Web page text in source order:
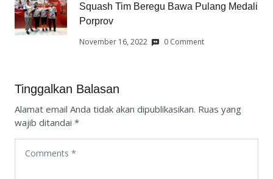
Squash Tim Beregu Bawa Pulang Medali
Porprov
November 16, 2022 0 Comment
Tinggalkan Balasan
Alamat email Anda tidak akan dipublikasikan. Ruas yang
wajib ditandai *